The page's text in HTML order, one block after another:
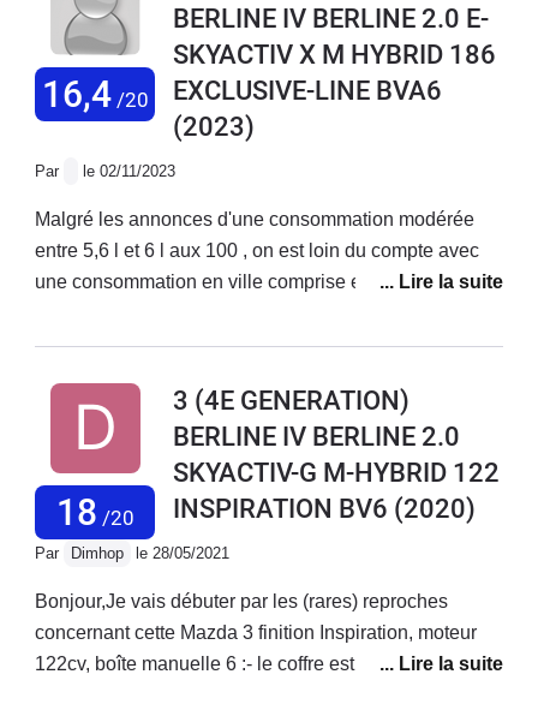
16,4/20
BERLINE IV BERLINE 2.0 E-
SKYACTIV X M HYBRID 186
EXCLUSIVE-LINE BVA6
(2023)
Par le 02/11/2023
Malgré les annonces d'une consommation modérée
entre 5,6 l et 6 l aux 100 , on est loin du compte avec
une consommation en ville comprise entre 7 l e t7l 3 en
entre 5,3 l et 6,2 l aux 100 sur autoroute avec une
réservoir de 51 l est trop petit pour les longues
distances ne permet pas une autonomie complète
entre Toulouse et Genève largement inférieur à 750
Kms. La carrosserie est très fragile et ne résiste pas
aux intempéries dont les pluies acides ou calcaires qui
laissent des taches indélébiles et qu'il faut faire traiter
spécialement par une nettoyage spécifique dit
Céramique et faire poser un film protecteur sur la
voiture avec un coût entre 2000 et 2500 € et Mazda
18 /20
3 (4E GENERATION)
BERLINE IV BERLINE 2.0
SKYACTIV-G M-HYBRID 122
INSPIRATION BV6 (2020)
Par Dimhop le 28/05/2021
Bonjour,Je vais débuter par les (rares) reproches
concernant cette Mazda 3 finition Inspiration, moteur
122cv, boîte manuelle 6 :- le coffre est un peu petit, je